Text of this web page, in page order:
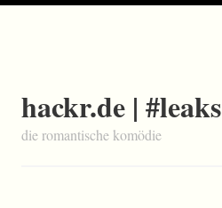
hackr.de | #leaks
die romantische komödie